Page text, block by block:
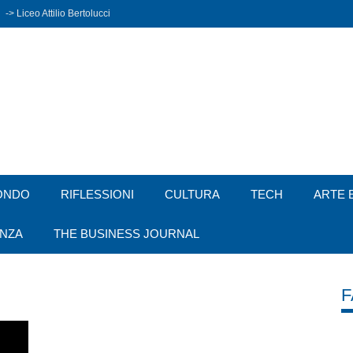
-> Liceo Attilio Bertolucci
RIFLESSIONI CULTURA TECH ARTE
THE BUSINESS JOURNAL